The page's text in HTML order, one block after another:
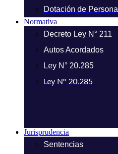
Dotación de Personal
Normativa
Decreto Ley N° 211
Autos Acordados
Ley N° 20.285
Ley N° 20.285
Jurisprudencia
Sentencias